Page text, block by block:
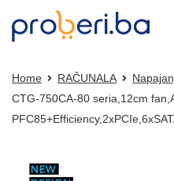
Home RAČUNALA
CTG-750CA-80 seria,12cm